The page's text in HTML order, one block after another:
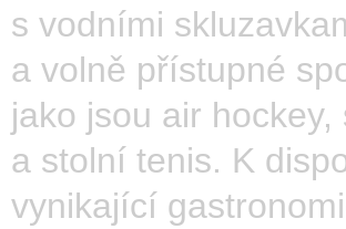
s vodními
a volně přístupné
jako jsou air
a stolní tenis. K
vynikající